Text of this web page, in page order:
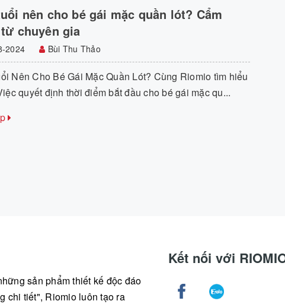
nên cho bé gái mặc quần lót? Cẩm
chuyên gia
2024 Bùi Thu Thảo
Nên Cho Bé Gái Mặc Quần Lót? Cùng Riomio tìm hiểu
quyết định thời điểm bắt đầu cho bé gái mặc qu...
sản phẩm thiết kế độc đáo
chi tiết", Riomio luôn tạo ra
Kết nối với